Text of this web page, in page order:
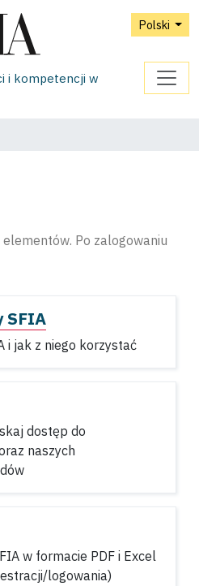
Polski
i kompetencji w
Po zalogowaniu
SFIA
i jak z niego korzystać
dostęp do
naszych
w formacie PDF i Excel
logowania)